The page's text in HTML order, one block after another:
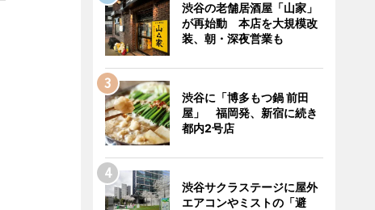
渋谷の老舗居酒屋「山家」
が再始動 本店を大規模改
装、朝・深夜営業も
渋谷に「博多もつ鍋 前田
屋」 福岡発、新宿に続き
都内2号店
渋谷サクラステージに屋外
エアコンやミストの「避